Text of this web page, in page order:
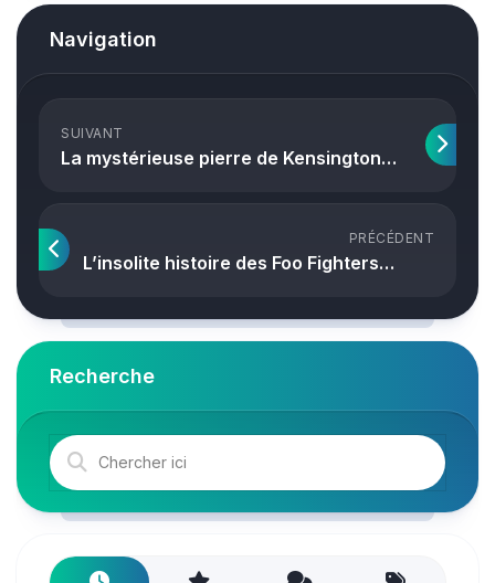
Navigation
SUIVANT
La mystérieuse pierre de Kensington…
PRÉCÉDENT
L’insolite histoire des Foo Fighters…
Recherche